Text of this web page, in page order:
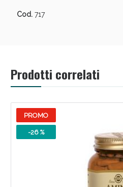
Cod.717
Prodotti correlati
PROMO
-26 %